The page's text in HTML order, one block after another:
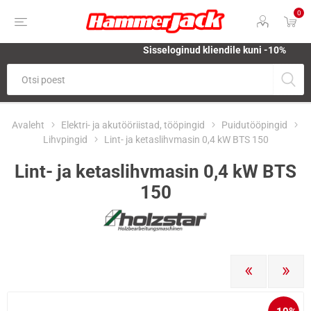
0
Sisseloginud kliendile kuni -10%
Avaleht Elektri- ja akutööriistad, tööpingid
Puidutööpingid
Lihvpingid
Lint- ja ketaslihvmasin 0,4 kW BTS 150
Lint- ja ketaslihvmasin 0,4 kW BTS
150
EELMINE